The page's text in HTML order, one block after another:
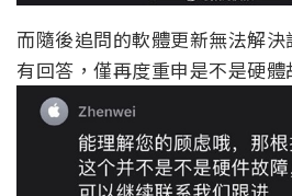
而隨後追問的軟體更新無法解
有回答，僅再度重申是不是硬體